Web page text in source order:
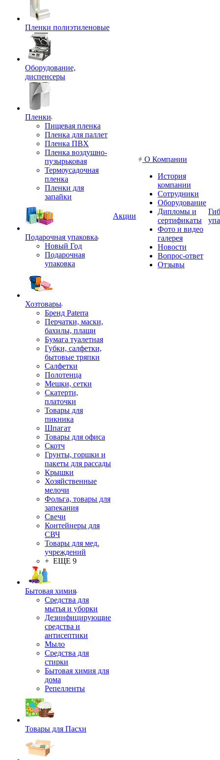
Пленки полиэтиленовые
Оборудование,
диспенсеры
Пленки
Пищевая пленка
Пленка для паллет
Пленка ПВХ
Пленка воздушно-
пузырьковая
Термоусадочная
пленка
Пленки для
запайки
Подарочная упаковка
Новый Год
Подарочная
упаковка
Хозтовары
Бренд Paterra
Перчатки, маски,
бахилы, плащи
Бумага туалетная
Губки, салфетки,
бытовые тряпки
Салфетки
Полотенца
Мешки, сетки
Скатерти,
платочки
Товары для
пикника
Шпагат
Товары для офиса
Скотч
Грунты, горшки и
пакеты для рассады
Крышки
Хозяйственные
мелочи
Фольга, товары для
запекания
Свечи
Контейнеры для
СВЧ
Товары для мед.
учреждений
+ ЕЩЕ 9
Бытовая химия
Средства для
мытья и уборки
Дезинфицирующие
средства и
антисептики
Мыло
Средства для
стирки
Бытовая химия для
дома
Репелленты
Товары для Пасхи
Акции
О Компании
История
компании
Сотрудники
Оборудование
Дипломы и
сертификаты
Фото и видео
галерея
Новости
Вопрос-ответ
Отзывы